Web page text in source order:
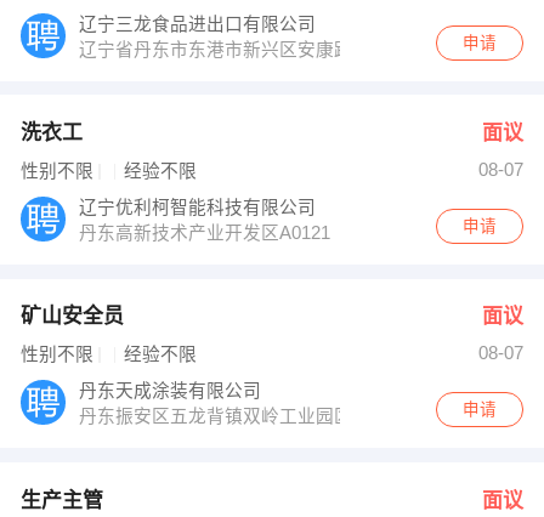
辽宁三龙食品进出口有限公司
辽宁省丹东市东港市新兴区安康路一号
申请
洗衣工 面议
性别不限 经验不限
08-07
辽宁优利柯智能科技有限公司
丹东高新技术产业开发区A0121
申请
矿山安全员 面议
性别不限 经验不限
08-07
丹东天成涂装有限公司
丹东振安区五龙背镇双岭工业园区
申请
生产主管 面议